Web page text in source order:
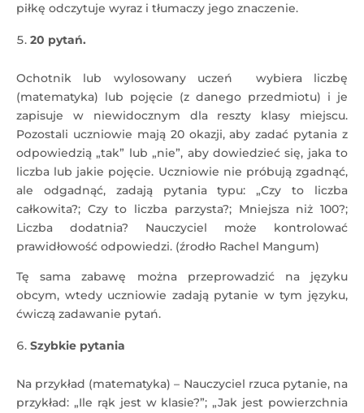
piłkę odczytuje wyraz i tłumaczy jego znaczenie.
20 pytań.
Ochotnik lub wylosowany uczeń wybiera liczbę
(matematyka) lub pojęcie (z danego przedmiotu) i je
zapisuje w niewidocznym dla reszty klasy miejscu.
Pozostali uczniowie mają 20 okazji, aby zadać pytania z
odpowiedzią „tak” lub „nie”, aby dowiedzieć się, jaka to
liczba lub jakie pojęcie. Uczniowie nie próbują zgadnąć,
ale odgadnąć, zadają pytania typu: „Czy to liczba
całkowita?; Czy to liczba parzysta?; Mniejsza niż 100?;
Liczba dodatnia? Nauczyciel może kontrolować
prawidłowość odpowiedzi. (źrodło Rachel Mangum)
Tę sama zabawę można przeprowadzić na języku
obcym, wtedy uczniowie zadają pytanie w tym języku,
ćwiczą zadawanie pytań.
Szybkie pytania
Na przykład (matematyka) – Nauczyciel rzuca pytanie, na
przykład: „Ile rąk jest w klasie?”; „Jak jest powierzchnia